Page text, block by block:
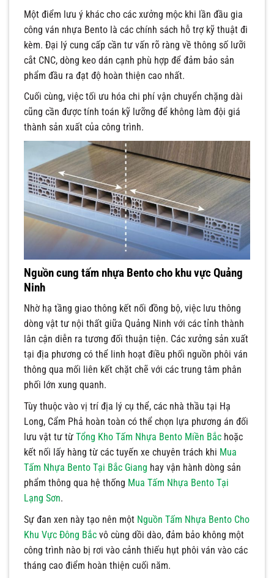
Một điểm lưu ý khác cho các xưởng mộc khi lần đầu gia
công ván nhựa Bento là các chính sách hỗ trợ kỹ thuật đi
kèm. Đại lý cung cấp cần tư vấn rõ ràng về thông số lưỡi
cắt CNC, dòng keo dán cạnh phù hợp để đảm bảo sản
phẩm đầu ra đạt độ hoàn thiện cao nhất.
Cuối cùng, việc tối ưu hóa chi phí vận chuyển chặng dài
cũng cần được tính toán kỹ lưỡng để không làm đội giá
thành sản xuất của công trình.
Nguồn cung tấm nhựa Bento cho khu vực Quảng
Ninh
Nhờ hạ tầng giao thông kết nối đồng bộ, việc lưu thông
dòng vật tư nội thất giữa Quảng Ninh với các tỉnh thành
lân cận diễn ra tương đối thuận tiện. Các xưởng sản xuất
tại địa phương có thể linh hoạt điều phối nguồn phôi ván
thông qua mối liên kết chặt chẽ với các trung tâm phân
phối lớn xung quanh.
Tùy thuộc vào vị trí địa lý cụ thể, các nhà thầu tại Hạ
Long, Cẩm Phả hoàn toàn có thể chọn lựa phương án đối
lưu vật tư từ Tổng Kho Tấm Nhựa Bento Miền Bắc hoặc
kết nối lấy hàng từ các tuyến xe chuyên trách khi Mua
Tấm Nhựa Bento Tại Bắc Giang hay vận hành dòng sản
phẩm thông qua hệ thống Mua Tấm Nhựa Bento Tại
Lạng Sơn.
Sự đan xen này tạo nên một Nguồn Tấm Nhựa Bento Cho
Khu Vực Đông Bắc vô cùng dồi dào, đảm bảo không một
công trình nào bị rơi vào cảnh thiếu hụt phôi ván vào các
tháng cao điểm hoàn thiện cuối năm.